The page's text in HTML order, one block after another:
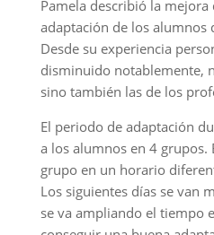
Pamela describió la
adaptación de los alumnos
Desde su experiencia
disminuido notablemente,
sino también las de los
El periodo de adaptación
a los alumnos en 4 grupos.
grupo en un horario
Los siguientes días se van
se va ampliando el tiempo